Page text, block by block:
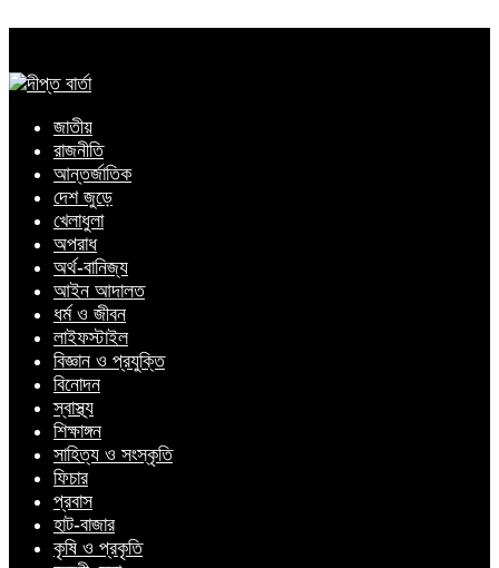
জাতীয়
রাজনীতি
আন্তর্জাতিক
দেশ জুড়ে
খেলাধুলা
অপরাধ
অর্থ-বানিজ্য
আইন আদালত
ধর্ম ও জীবন
লাইফস্টাইল
বিজ্ঞান ও প্রযুক্তি
বিনোদন
স্বাস্থ্য
শিক্ষাঙ্গন
সাহিত্য ও সংস্কৃতি
ফিচার
প্রবাস
হাট-বাজার
কৃষি ও প্রকৃতি